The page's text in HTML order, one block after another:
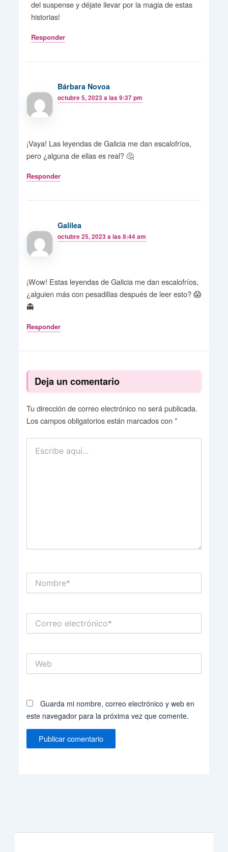
del suspense y déjate llevar por la magia de estas
historias!
Responder
Bárbara Novoa
octubre 5, 2023 a las 9:37 pm
¡Vaya! Las leyendas de Galicia me dan escalofríos,
pero ¿alguna de ellas es real? 🤔
Responder
Galilea
octubre 25, 2023 a las 8:44 am
¡Wow! Estas leyendas de Galicia me dan escalofríos,
¿alguien más con pesadillas después de leer esto? 😱
👻
Responder
Deja un comentario
Tu dirección de correo electrónico no será publicada.
Los campos obligatorios están marcados con *
aquí...
Nombre*
Correo
electrónico*
Web
Guarda mi nombre, correo electrónico y web en
este navegador para la próxima vez que comente.